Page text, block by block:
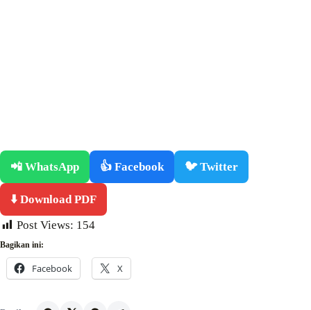
📲 WhatsApp 👍 Facebook 🐦 Twitter
⬇️ Download PDF
Post Views: 154
Bagikan ini:
Facebook X